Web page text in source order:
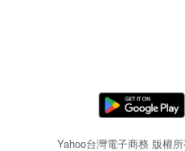
Yahoo台灣電子商務 版權